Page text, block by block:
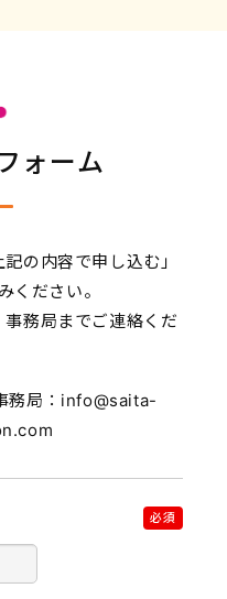
ォーム
の内容で申し込む」
ください。
務局までご連絡くだ
務局：info@saita-
必須